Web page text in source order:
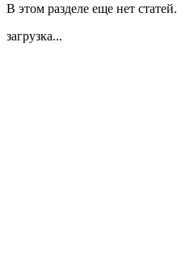
В этом разделе еще нет статей.
загрузка...